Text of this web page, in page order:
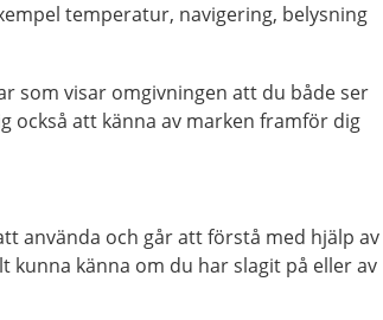
temperatur, navigering, belysning
som visar omgivningen att du både ser
också att känna av marken framför dig
använda och går att förstå med hjälp av
kunna känna om du har slagit på eller av